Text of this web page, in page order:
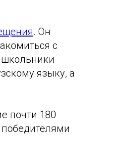
. Он
с
языку, а
почти 180